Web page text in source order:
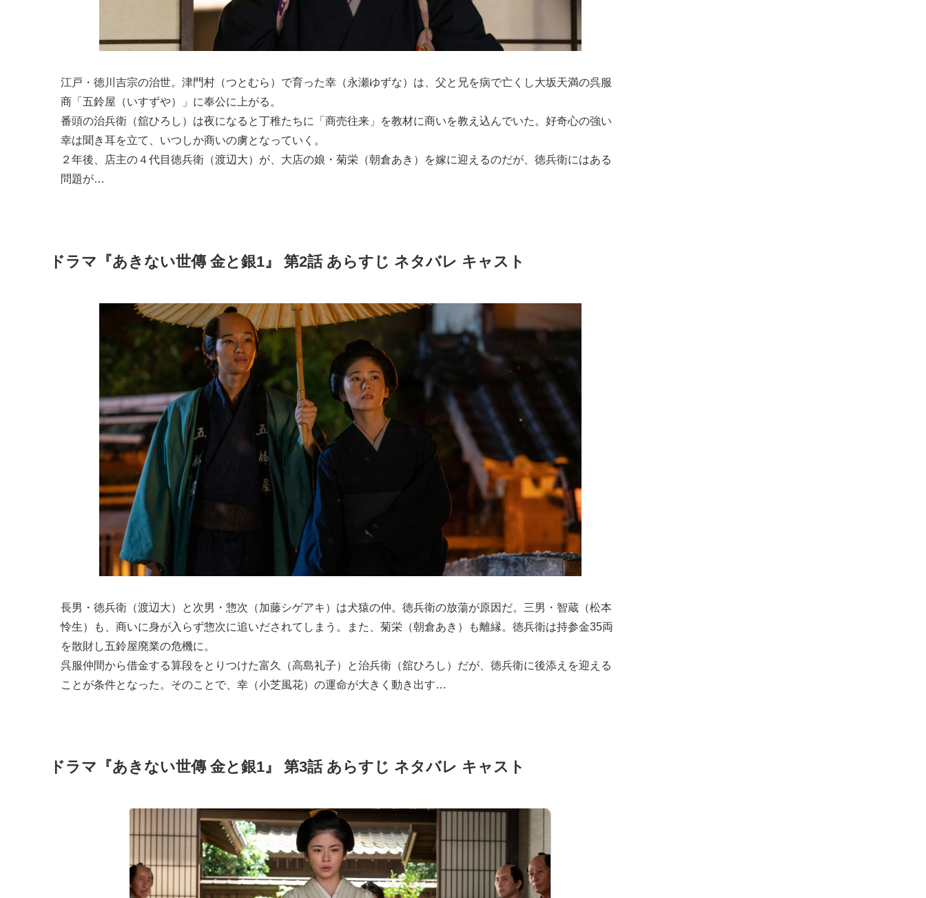
江戸・徳川吉宗の治世。津門村（つとむら）で育った幸（永瀬ゆずな）は、父と兄を病で亡くし大坂天満の呉服
商「五鈴屋（いすずや）」に奉公に上がる。
番頭の治兵衛（舘ひろし）は夜になると丁稚たちに「商売往来」を教材に商いを教え込んでいた。好奇心の強い
幸は聞き耳を立て、いつしか商いの虜となっていく。
２年後、店主の４代目徳兵衛（渡辺大）が、大店の娘・菊栄（朝倉あき）を嫁に迎えるのだが、徳兵衛にはある
問題が…
ドラマ『あきない世傳 金と銀1』 第2話 あらすじ ネタバレ キャスト
長男・徳兵衛（渡辺大）と次男・惣次（加藤シゲアキ）は犬猿の仲。徳兵衛の放蕩が原因だ。三男・智蔵（松本
怜生）も、商いに身が入らず惣次に追いだされてしまう。また、菊栄（朝倉あき）も離縁。徳兵衛は持参金35両
を散財し五鈴屋廃業の危機に。
呉服仲間から借金する算段をとりつけた富久（高島礼子）と治兵衛（舘ひろし）だが、徳兵衛に後添えを迎える
ことが条件となった。そのことで、幸（小芝風花）の運命が大きく動き出す…
ドラマ『あきない世傳 金と銀1』 第3話 あらすじ ネタバレ キャスト